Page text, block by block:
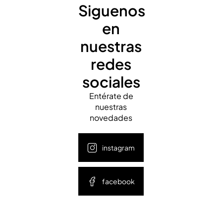
Siguenos
en
nuestras
redes
sociales
Entérate de
nuestras
novedades
instagram
facebook